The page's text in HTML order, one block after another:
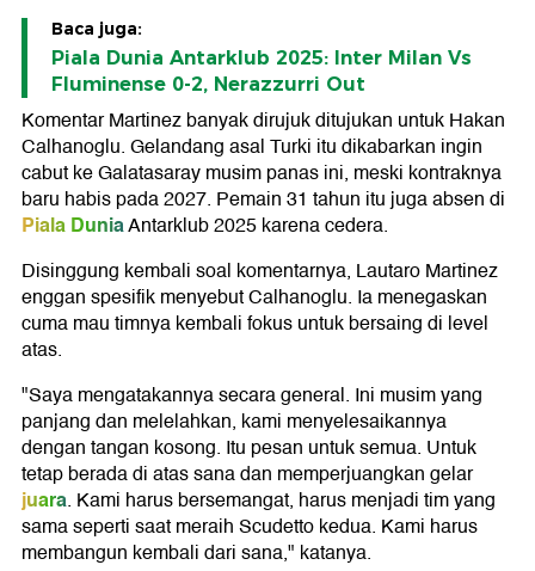
Baca juga:
Piala Dunia Antarklub 2025: Inter Milan Vs
Fluminense 0-2, Nerazzurri Out
Komentar Martinez banyak dirujuk ditujukan untuk Hakan
Calhanoglu. Gelandang asal Turki itu dikabarkan ingin
cabut ke Galatasaray musim panas ini, meski kontraknya
baru habis pada 2027. Pemain 31 tahun itu juga absen di
Piala DuniaAntarklub 2025 karena cedera.
Disinggung kembali soal komentarnya, Lautaro Martinez
enggan spesifik menyebut Calhanoglu. Ia menegaskan
cuma mau timnya kembali fokus untuk bersaing di level
atas.
"Saya mengatakannya secara general. Ini musim yang
panjang dan melelahkan, kami menyelesaikannya
dengan tangan kosong. Itu pesan untuk semua. Untuk
tetap berada di atas sana dan memperjuangkan gelar
juara. Kami harus bersemangat, harus menjadi tim yang
sama seperti saat meraih Scudetto kedua. Kami harus
membangun kembali dari sana," katanya.